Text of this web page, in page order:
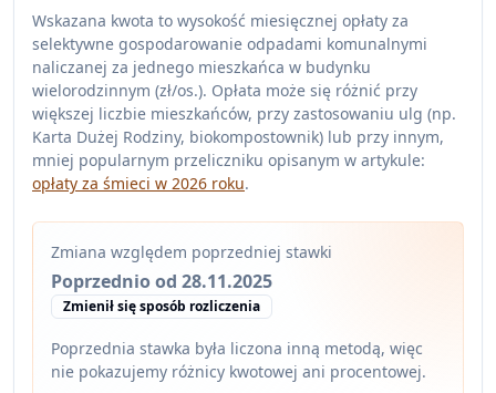
Wskazana kwota to wysokość miesięcznej opłaty za
selektywne gospodarowanie odpadami komunalnymi
naliczanej za jednego mieszkańca w budynku
wielorodzinnym (zł/os.). Opłata może się różnić przy
większej liczbie mieszkańców, przy zastosowaniu ulg (np.
Karta Dużej Rodziny, biokompostownik) lub przy innym,
mniej popularnym przeliczniku opisanym w artykule:
opłaty za śmieci w 2026 roku.
Zmiana względem poprzedniej stawki
Poprzednio od 28.11.2025
Zmienił się sposób rozliczenia
Poprzednia stawka była liczona inną metodą, więc
nie pokazujemy różnicy kwotowej ani procentowej.